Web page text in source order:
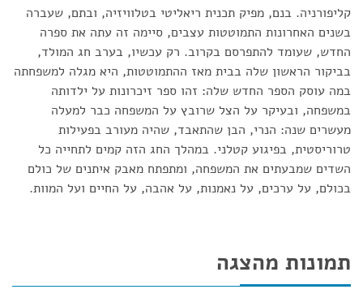
קליפורניה. בנם, מפיק תכנית ריאליטי בטלוויזיה, ובתם, שעברה
בשנים האחרונות התמוטטות עצבים, סיימה זה עתה את ספרה
החדש, שעומד להתפרסם בקרוב. רק עכשיו, בערב חג המולד,
בביקור הראשון שלה בבית מאז ההתמוטטות, היא מגלה למשפחתה
במה עוסק הספר החדש שלה: זהו ספר זיכרונות על ילדותה
במשפחה, ובעיקר על הצל שרובץ על המשפחה כבר למעלה
מעשרים שנה: הנרי, הבן שהתאבד, שהיה מעורב בפעילות
טרוריסטית, בפיגוע קטלני. במהלך החג הזה קמים לתחייה כל
השדים שמבעתים את המשפחה, ומתפתח מאבק איתנים של כולם
בכולם, על ערכים, על נאמנות, על אהבה, על החיים ועל המוות.
תמונות מהצגה